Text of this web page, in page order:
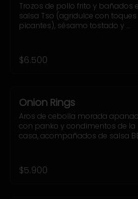
Trozos de pollo frito y bañados
salsa Tso (agridulce con toques
picantes), sésamo tostado y
$6.500
Onion Rings
Aros de cebolla morada
con panko y condimentos de la
casa, acompañados de salsa
$5.900